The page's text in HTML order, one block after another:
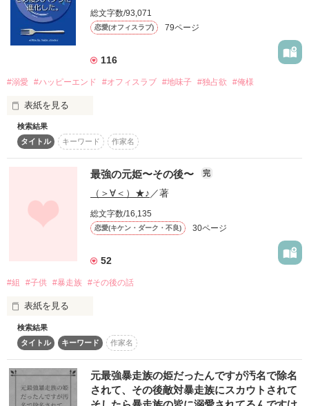
「徹、何のつもりだ」
本編で書けなかったので4人の関係を書きたいと思います。
yvvc様
Ranri様
коИаУцкi様
ラブラブどっきゅん様
『若旦那様の憂鬱』から三年後のお話し。
夢だった保育士として働き始めた花と、
新たにコンサルティング会社を設立して社長として働き始めた
相変わらず花の溺愛が止まらない柊生と、
頑張り屋の花。
結婚とは何か、夫婦とは何か。
♪デビューありがとうございます♪
     na28na様　★5
今後の励みになります。ありがとうございました。
作品を読む
総文字数/93,071
恋愛(オフィスラブ) 79ページ
116
#溺愛 #ハッピーエンド #オフィスラブ #地味子 #独占欲 #俺様
表紙を見る
生活力ゼロ・コミュ力花丸・営業事務
立花 美颯(29)
✕
生活力オカン・高圧的な鬼同期・営業
さほど仲良くもない同じ部署の同期がある日、隣の部屋に引っ
逆に生活力の無さを怒られて掃除させられた？
検索結果
タイトル
キーワード 作家名
最強の元姫〜その後〜 完
（＞∀＜）★♪／著
総文字数/16,135
恋愛(キケン・ダーク・不良) 30ページ
52
#組 #子供 #暴走族 #その後の話
表紙を見る
        どうも（>∀<)★♪です
       初作品『最強の元姫』の
      その後の生活について書いてみました
         美麗と遼の夫婦生活等々
     黒桜のみんなのその後を書きました
検索結果
タイトル
キーワード 作家名
元最強暴走族の姫だったんですが汚名で除名
されて、その後敵対暴走族にスカウトされて